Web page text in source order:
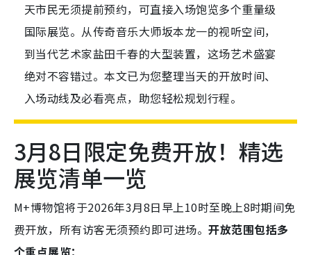
天市民无须提前预约，可直接入场饱览多个重量级
国际展览。从传奇音乐大师坂本龙一的视听空间，
到当代艺术家盐田千春的大型装置，这场艺术盛宴
绝对不容错过。本文已为您整理当天的开放时间、
入场动线及必看亮点，助您轻松规划行程。
3月8日限定免费开放！精选
展览清单一览
M+博物馆将于2026年3月8日早上10时至晚上8时期间免
费开放，所有访客无须预约即可进场。开放范围包括多